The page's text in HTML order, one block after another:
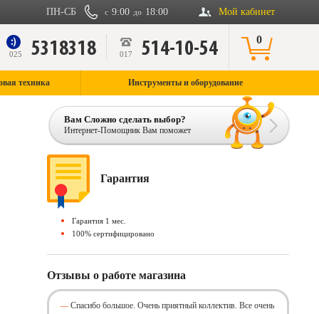
Мой кабинет
с 9:00 до 18:00
ПН-СБ
025 5318318 017 514-10-54 0
техника Инструменты и оборудование
Вам Сложно сделать выбор?
Интернет-Помощник Вам поможет
Гарантия
Гарантия 1 мес.
100% сертифицировано
Отзывы о работе магазина
Спасибо большое. Очень приятный коллектив. Все очень